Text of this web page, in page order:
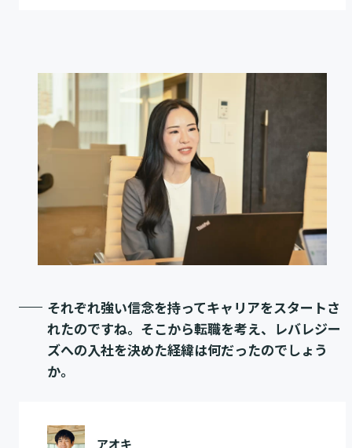
それぞれ強い信念を持ってキャリアをスタートさ
れたのですね。そこから転職を考え、レバレジー
ズへの入社を決めた経緯は何だったのでしょう
か。
アオキ